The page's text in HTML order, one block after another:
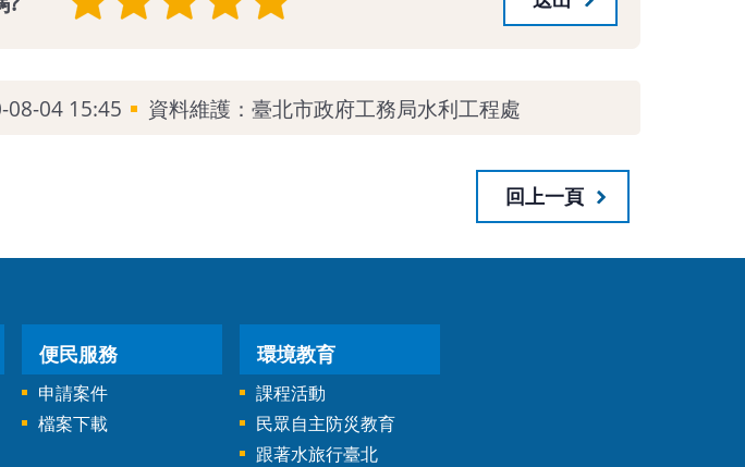
08-04 15:45 資料維護：臺北市政府工務局水利工程處
回上一頁
便民服務
申請案件
檔案下載
環境教育
課程活動
民眾自主防災教育
跟著水旅行臺北